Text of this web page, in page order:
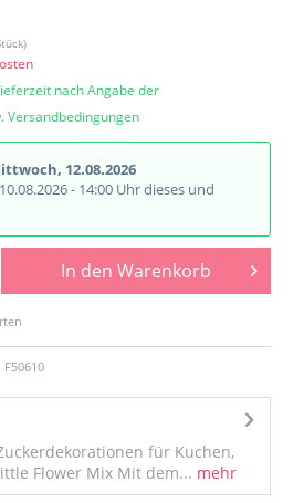
nach Angabe der
Versandbedingungen
12.08.2026
- 14:00 Uhr dieses und
In den Warenkorb
F50610
für Kuchen,
Flower Mix Mit dem... mehr